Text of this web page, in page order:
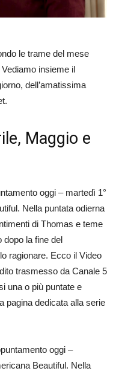
le trame del mese
Vediamo insieme il
dell’amatissima
Maggio e
oggi – martedì 1°
Nella puntata odierna
di Thomas e teme
dopo la fine del
ragionare. Ecco il Video
trasmesso da Canale 5
una o più puntate e
pagina dedicata alla serie
oggi –
Beautiful. Nella